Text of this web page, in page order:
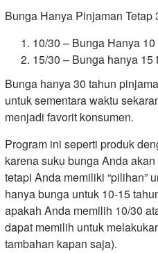
Bunga Hanya Pinjaman Tetap
10/30 – Bunga Hanya
15/30 – Bunga hanya 15
Bunga hanya 30 tahun
untuk sementara waktu
menjadi favorit konsumen.
Program ini seperti produk
karena suku bunga Anda
tetapi Anda memiliki “pilihan”
hanya bunga untuk 10-15
apakah Anda memilih 10/30
dapat memilih untuk
tambahan kapan saja).